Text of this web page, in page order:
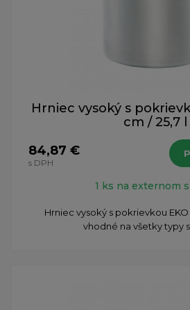
Hrniec vysoký s
cm / 25,7 l
84,87 €
s DPH
1 ks na externom
Hrniec vysoký s pokrievkou EKO
vhodné na všetky typy